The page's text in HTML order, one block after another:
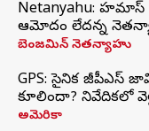
Netanyahu:
ఆమోదం లేదన్న
బెంజమిన్ నెతన్యాహు
GPS: సైనిక జీపీఎస్
కూలిందా? నివేదికలో
అమెరికా